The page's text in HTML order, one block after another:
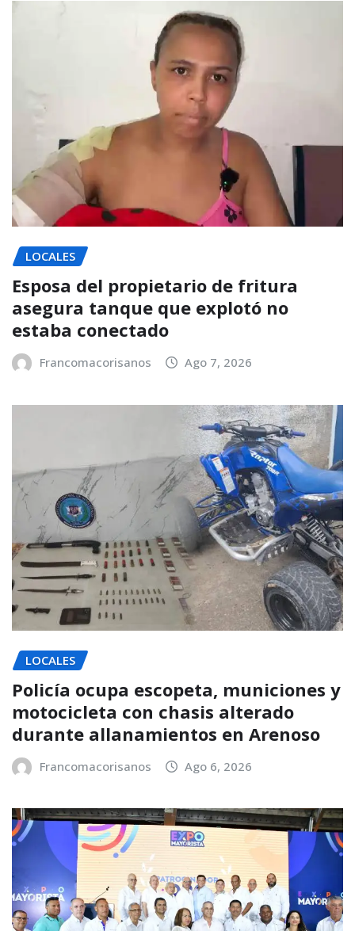
LOCALES
Esposa del propietario de fritura
asegura tanque que explotó no
estaba conectado
Francomacorisanos Ago 7, 2026
LOCALES
Policía ocupa escopeta, municiones y
motocicleta con chasis alterado
durante allanamientos en Arenoso
Francomacorisanos Ago 6, 2026